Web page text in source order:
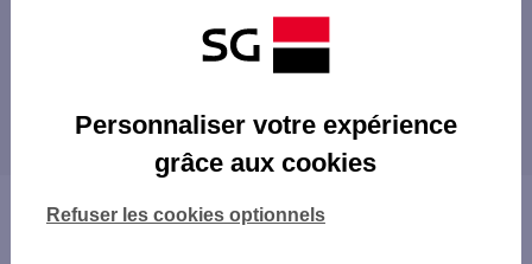
Les distributeurs/automates à proximité
LYON REPUBLIQUE
LYON 47-49 RUE DUQUESNE
LYON LES HALLES
proximité
CALUIRE-ET-CUIRE
Vous êtes ici : Accueil
Personnaliser votre expérience
grâce aux cookies
Refuser les cookies optionnels